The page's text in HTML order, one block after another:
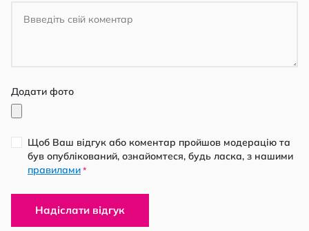
Додати фото
Щоб Ваш відгук або коментар пройшов модерацію та
був опублікований, ознайомтеся, будь ласка, з нашими
правилами *
Надіслати відгук